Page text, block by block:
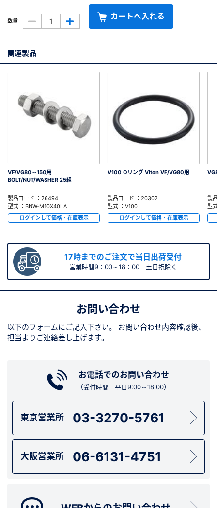
数量 カートへ入れる
関連製品
VF/VG80～150用
BOLT/NUT/WASHER 25組
製品コード ：26494
型式 ：BNW-M10X40LA
ログインして価格・在庫表示
V100 Oリング Viton VF/VG80用
製品コード ：20302
型式 ：V100
ログインして価格・在庫表示
製
型
17時までのご注文で当日出荷受付
営業時間9：00～18：00 土日祝除く
お問い合わせ
以下のフォームにご記入下さい。
お問い合わせ内容確認後、
担当よりご連絡差し上げます。
お電話でのお問い合わせ
（受付時間 平日9:00～18:00）
東京営業所 03-3270-5761
大阪営業所 06-6131-4751